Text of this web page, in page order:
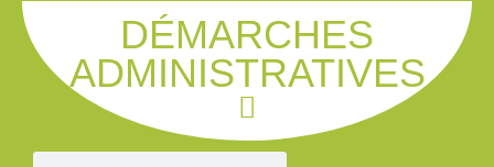
DÉMARCHES
ADMINISTRATIVES